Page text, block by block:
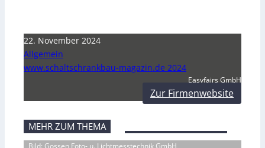
22. November 2024
Allgemein
www.schaltschrankbau-magazin.de 2024
Easyfairs GmbH
Zur Firmenwebsite
MEHR ZUM THEMA
Bild: Gossen Foto- u. Lichtmesstechnik GmbH